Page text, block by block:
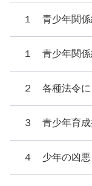
１ 青少年関
１ 青少年関
２ 各種法令
３ 青少年育
４ 少年の凶悪